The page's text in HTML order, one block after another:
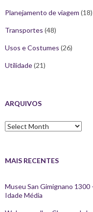
Planejamento de viagem (18)
Transportes (48)
Usos e Costumes (26)
Utilidade(21)
ARQUIVOS
Arquivos
MAIS RECENTES
Museu San Gimignano 1300
Idade Média